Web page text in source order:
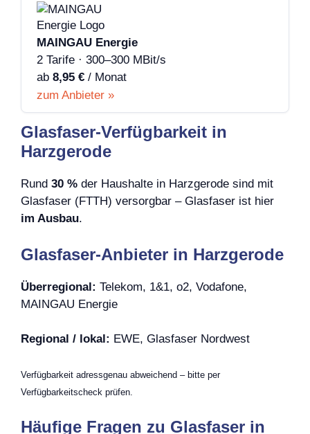
MAINGAU Energie
2 Tarife · 300–300 MBit/s
ab 8,95 € / Monat
zum Anbieter »
Glasfaser-Verfügbarkeit in
Harzgerode
Rund 30 % der Haushalte in Harzgerode sind mit
Glasfaser (FTTH) versorgbar – Glasfaser ist hier
im Ausbau.
Glasfaser-Anbieter in Harzgerode
Überregional: Telekom, 1&1, o2, Vodafone,
MAINGAU Energie
Regional / lokal: EWE, Glasfaser Nordwest
Verfügbarkeit adressgenau abweichend – bitte per
Verfügbarkeitscheck prüfen.
Häufige Fragen zu Glasfaser in